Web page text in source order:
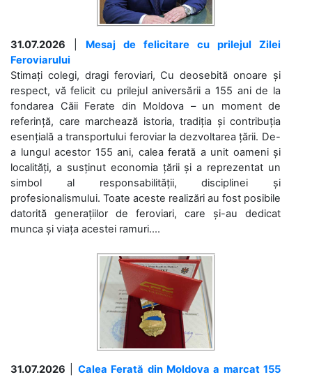
31.07.2026
Mesaj de felicitare cu prilejul Zilei
Feroviarului
Stimați colegi, dragi feroviari, Cu deosebită onoare și
respect, vă felicit cu prilejul aniversării a 155 ani de la
fondarea Căii Ferate din Moldova – un moment de
referință, care marchează istoria, tradiția și contribuția
esențială a transportului feroviar la dezvoltarea țării. De-
a lungul acestor 155 ani, calea ferată a unit oameni și
localități, a susținut economia țării și a reprezentat un
simbol al responsabilității, disciplinei și
profesionalismului. Toate aceste realizări au fost posibile
datorită generațiilor de feroviari, care și-au dedicat
munca și viața acestei ramuri....
31.07.2026
Calea Ferată din Moldova a marcat 155